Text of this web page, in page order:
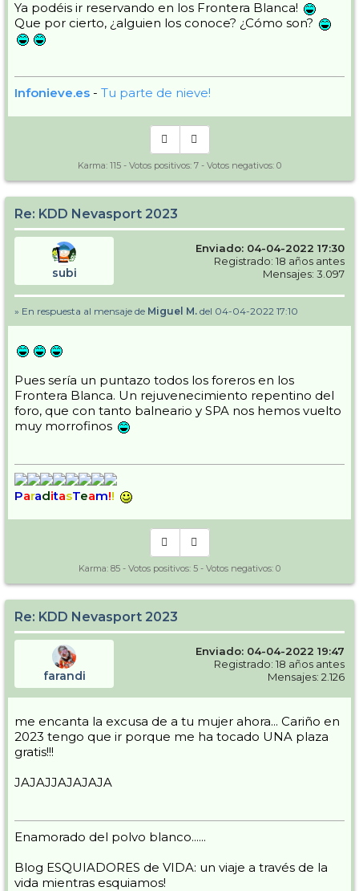
Ya podéis ir reservando en los Frontera Blanca!
Que por cierto, ¿alguien los conoce? ¿Cómo son?
Infonieve.es - Tu parte de nieve!
Karma: 115 - Votos positivos: 7 - Votos negativos: 0
Re: KDD Nevasport 2023
subi
Enviado: 04-04-2022 17:30
Registrado: 18 años antes
Mensajes: 3.097
» En respuesta al mensaje de Miguel M. del 04-04-2022 17:10
Pues sería un puntazo todos los foreros en los
Frontera Blanca. Un rejuvenecimiento repentino del
foro, que con tanto balneario y SPA nos hemos vuelto
muy morrofinos
ParaditasTeam!!
Karma: 85 - Votos positivos: 5 - Votos negativos: 0
Re: KDD Nevasport 2023
farandi
Enviado: 04-04-2022 19:47
Registrado: 18 años antes
Mensajes: 2.126
me encanta la excusa de a tu mujer ahora... Cariño en
2023 tengo que ir porque me ha tocado UNA plaza
gratis!!!
JAJAJJAJAJAJA
Enamorado del polvo blanco......
Blog ESQUIADORES de VIDA: un viaje a través de la
vida mientras esquiamos!